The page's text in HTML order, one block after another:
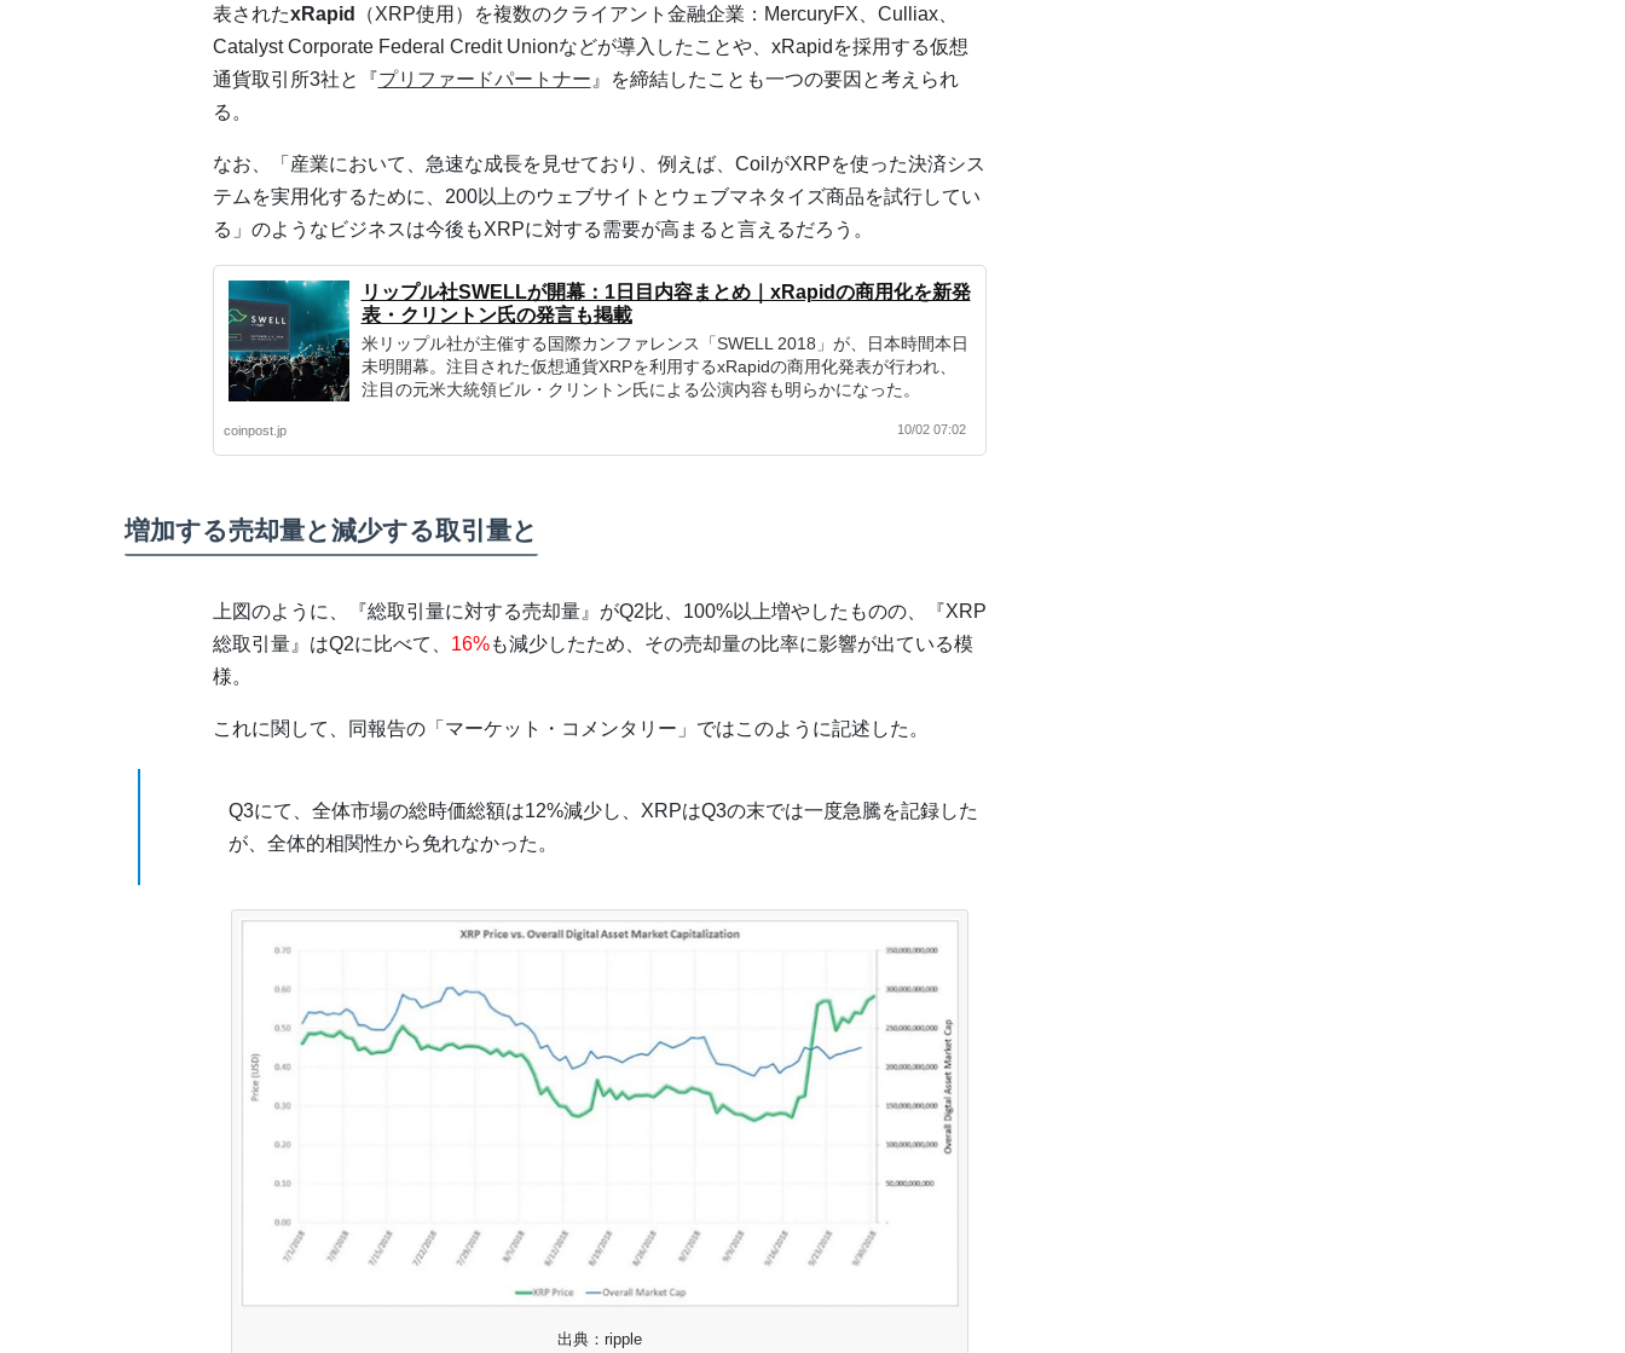
表されたxRapid
（XRP使用）を複数のクライアント金融企業：MercuryFX、Culliax、
Catalyst Corporate Federal Credit Unionなどが導入したことや、xRapidを採用する仮想
通貨取引所3社と『プリファードパートナー 』を締結したことも一つの要因と考えられ
る。
なお、「産業において、急速な成長を見せており、例えば、CoilがXRPを使った決済シス
テムを実用化するために、200以上のウェブサイトとウェブマネタイズ商品を試行してい
る」のようなビジネスは今後もXRPに対する需要が高まると言えるだろう。
リップル社SWELLが開幕：1日目内容まとめ｜xRapidの商用化を新発
表・クリントン氏の発言も掲載
米リップル社が主催する国際カンファレンス「SWELL 2018」が、日本時間本日
未明開幕。注目された仮想通貨XRPを利用するxRapidの商用化発表が行われ、
注目の元米大統領ビル・クリントン氏による公演内容も明らかになった。
coinpost.jp 10/02 07:02
増加する売却量と減少する取引量と
上図のように、『総取引量に対する売却量』がQ2比、100%以上増やしたものの、『XRP
総取引量』はQ2に比べて、 16%も減少したため、その売却量の比率に影響が出ている模
様。
これに関して、同報告の「マーケット・コメンタリー」ではこのように記述した。
Q3にて、全体市場の総時価総額は12%減少し、XRPはQ3の末では一度急騰を記録した
が、全体的相関性から免れなかった。
出典：ripple